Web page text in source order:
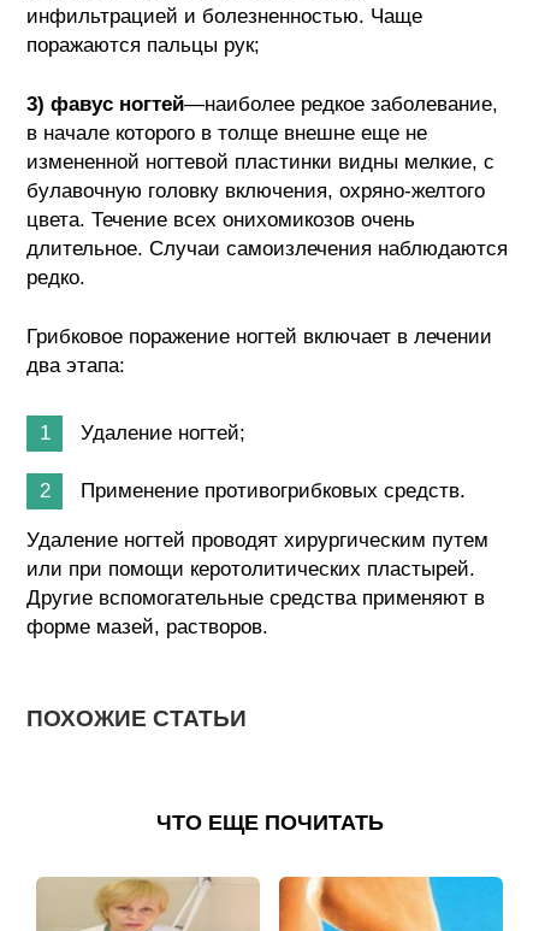
инфильтрацией и болезненностью. Чаще
поражаются пальцы рук;
3) фавус ногтей—наиболее редкое заболевание,
в начале которого в толще внешне еще не
измененной ногтевой пластинки видны мелкие, с
булавочную головку включения, охряно-желтого
цвета. Течение всех онихомикозов очень
длительное. Случаи самоизлечения наблюдаются
редко.
Грибковое поражение ногтей включает в лечении
два этапа:
Удаление ногтей;
Применение противогрибковых средств.
Удаление ногтей проводят хирургическим путем
или при помощи керотолитических пластырей.
Другие вспомогательные средства применяют в
форме мазей, растворов.
ПОХОЖИЕ СТАТЬИ
ЧТО ЕЩЕ ПОЧИТАТЬ